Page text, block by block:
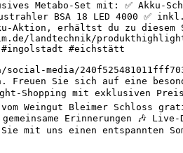
Set mit: ✅ Akku-
BSA 18 LED 4000 ✅
Aktion, erhältst du zu
landtechnik/
#ingolstadt #eichstätt
media/
Freuen Sie sich auf eine
mit exklusiven Preis-
Weingut Bleimer Schloss
Erinnerungen 🎶